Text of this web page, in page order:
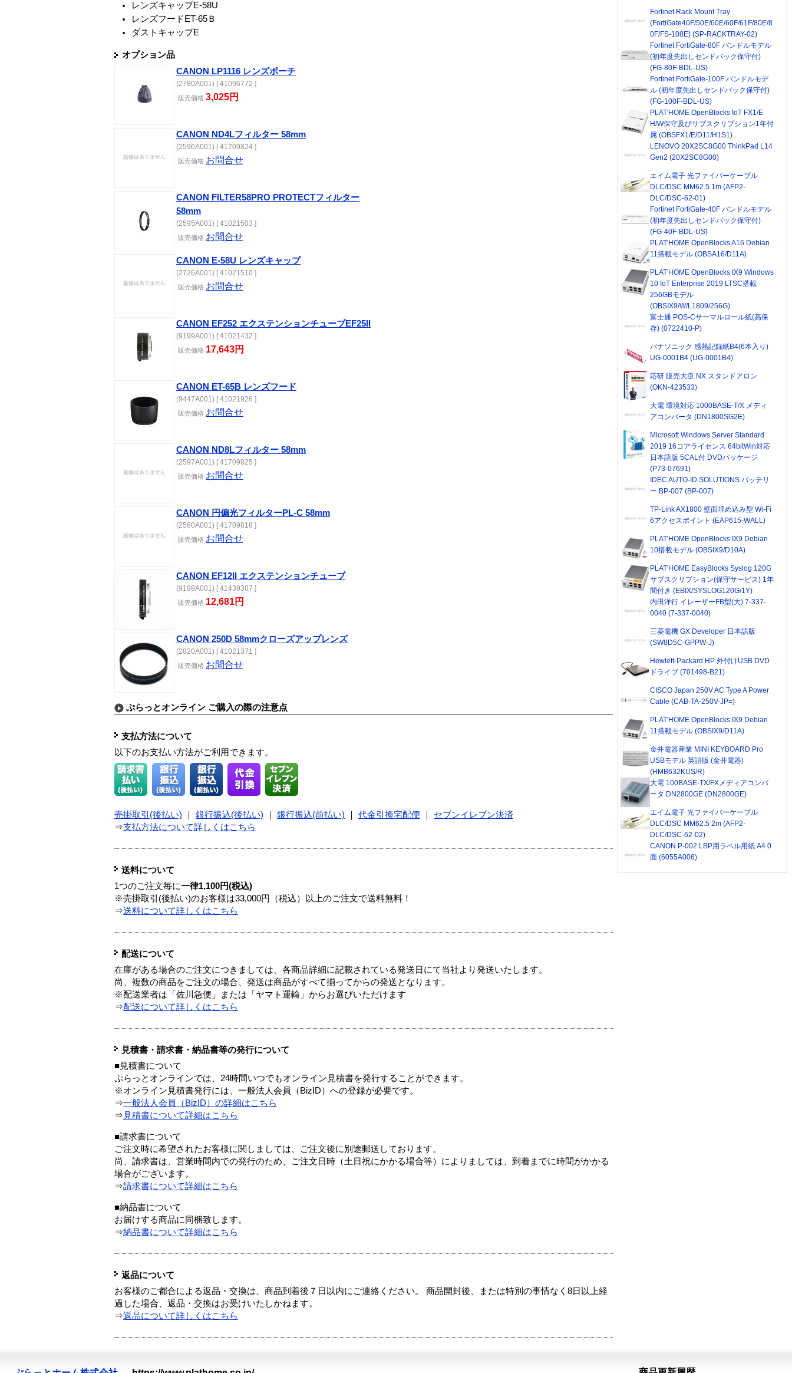
レンズキャップE-58U
レンズフードET-65Ｂ
ダストキャップE
オプション品
CANON LP1116 レンズポーチ
(2780A001) [ 41096772 ]
販売価格 3,025円
CANON ND4Lフィルター 58mm
(2596A001) [ 41709824 ]
販売価格 お問合せ
CANON FILTER58PRO PROTECTフィルター
58mm
(2595A001) [ 41021503 ]
販売価格 お問合せ
CANON E-58U レンズキャップ
(2726A001) [ 41021510 ]
販売価格 お問合せ
CANON EF252 エクステンションチューブEF25II
(9199A001) [ 41021432 ]
販売価格 17,643円
CANON ET-65B レンズフード
(9447A001) [ 41021926 ]
販売価格 お問合せ
CANON ND8Lフィルター 58mm
(2597A001) [ 41709825 ]
販売価格 お問合せ
CANON 円偏光フィルターPL-C 58mm
(2580A001) [ 41709818 ]
販売価格 お問合せ
CANON EF12II エクステンションチューブ
(9198A001) [ 41439307 ]
販売価格 12,681円
CANON 250D 58mmクローズアップレンズ
(2820A001) [ 41021371 ]
販売価格 お問合せ
ぷらっとオンライン ご購入の際の注意点
支払方法について
以下のお支払い方法がご利用できます。
売掛取引(後払い) 銀行振込(後払い) 銀行振込(前払い) 代金引換宅配便
セブンイレブン決済
⇒支払方法について詳しくはこちら
送料について
1つのご注文毎に一律1,100円(税込)
※売掛取引(後払い)のお客様は33,000円（税込）以上のご注文で送料無料！
⇒送料について詳しくはこちら
配送について
在庫がある場合のご注文につきましては、各商品詳細に記載されている発送日にて当社より発送いたします。
尚、複数の商品をご注文の場合、発送は商品がすべて揃ってからの発送となります。
※配送業者は「佐川急便」または「ヤマト運輸」からお選びいただけます
⇒配送について詳しくはこちら
見積書・請求書・納品書等の発行について
■見積書について
ぷらっとオンラインでは、24時間いつでもオンライン見積書を発行することができます。
※オンライン見積書発行には、一般法人会員（BizID）への登録が必要です。
⇒一般法人会員（BizID）の詳細はこちら
⇒ 見積書について詳細はこちら
■請求書について
ご注文時に希望されたお客様に関しましては、ご注文後に別途郵送しております。
尚、請求書は、営業時間内での発行のため、ご注文日時（土日祝にかかる場合等）によりましては、到着までに時間がかかる
場合がございます。
⇒請求書について詳細はこちら
■納品書について
お届けする商品に同梱致します。
⇒納品書について詳細はこちら
返品について
お客様のご都合による返品・交換は、商品到着後７日以内にご連絡ください。 商品開封後、または特別の事情なく8日以上経
過した場合、返品・交換はお受けいたしかねます。
⇒返品について詳しくはこちら
Fortinet Rack Mount Tray
(FortiGate40F/50E/60E/60F/61F/80E/8
0F/FS-108E) (SP-RACKTRAY-02)
Fortinet FortiGate-80F バンドルモデル
(初年度先出しセンドバック保守付)
(FG-80F-BDL-US)
Fortinet FortiGate-100F バンドルモデ
ル (初年度先出しセンドバック保守付)
(FG-100F-BDL-US)
PLAT'HOME OpenBlocks IoT FX1/E
H/W保守及びサブスクリプション1年付
属 (OBSFX1/E/D11/H1S1)
LENOVO 20X2SC8G00 ThinkPad L14
Gen2 (20X2SC8G00)
エイム電子 光ファイバーケーブル
DLC/DSC MM62.5 1m (AFP2-
DLC/DSC-62-01)
Fortinet FortiGate-40F バンドルモデル
(初年度先出しセンドバック保守付)
(FG-40F-BDL-US)
PLAT'HOME OpenBlocks A16 Debian
11搭載モデル (OBSA16/D11A)
PLAT'HOME OpenBlocks IX9 Windows
10 IoT Enterprise 2019 LTSC搭載
256GBモデル
(OBSIX9/W/L1809/256G)
富士通 POS-Cサーマルロール紙(高保
存) (0722410-P)
パナソニック 感熱記録紙B4(6本入り)
UG-0001B4 (UG-0001B4)
応研 販売大臣 NX スタンドアロン
(OKN-423533)
大電 環境対応 1000BASE-T/X メディ
アコンバータ (DN1800SG2E)
Microsoft Windows Server Standard
2019 16コアライセンス 64bitWin対応
日本語版 5CAL付 DVDパッケージ
(P73-07691)
IDEC AUTO-ID SOLUTIONS バッテリ
ー BP-007 (BP-007)
TP-Link AX1800 壁面埋め込み型 Wi-Fi
6アクセスポイント (EAP615-WALL)
PLAT'HOME OpenBlocks IX9 Debian
10搭載モデル (OBSIX9/D10A)
PLAT'HOME EasyBlocks Syslog 120G
サブスクリプション(保守サービス) 1年
間付き (EBIX/SYSLOG120G/1Y)
内田洋行 イレーザーFB型(大) 7-337-
0040 (7-337-0040)
三菱電機 GX Developer 日本語版
(SW8D5C-GPPW-J)
Hewlett-Packard HP 外付けUSB DVD
ドライブ (701498-B21)
CISCO Japan 250V AC Type A Power
Cable (CAB-TA-250V-JP=)
PLAT'HOME OpenBlocks IX9 Debian
11搭載モデル (OBSIX9/D11A)
金井電器産業 MINI KEYBOARD Pro
USBモデル 英語版 (金井電器)
(HMB632KUS/R)
大電 100BASE-TX/FXメディアコンバ
ータ DN2800GE (DN2800GE)
エイム電子 光ファイバーケーブル
DLC/DSC MM62.5 2m (AFP2-
DLC/DSC-62-02)
CANON P-002 LBP用ラベル用紙 A4 0
面 (6055A006)